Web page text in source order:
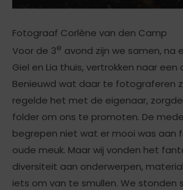
Fotograaf Corlène van den Camp
Voor de 3e avond zijn we samen, na
Giel en Lia thuis, vertrokken naar een
Benieuwd wat daar te fotograferen
regelde het met de eigenaar,
folder om ons te promoten. De
begrepen niet wat er mooi was aan
oude meuk. Maar wij vonden het
diversiteit aan onderwerpen,
iets om van te smullen. We stonden